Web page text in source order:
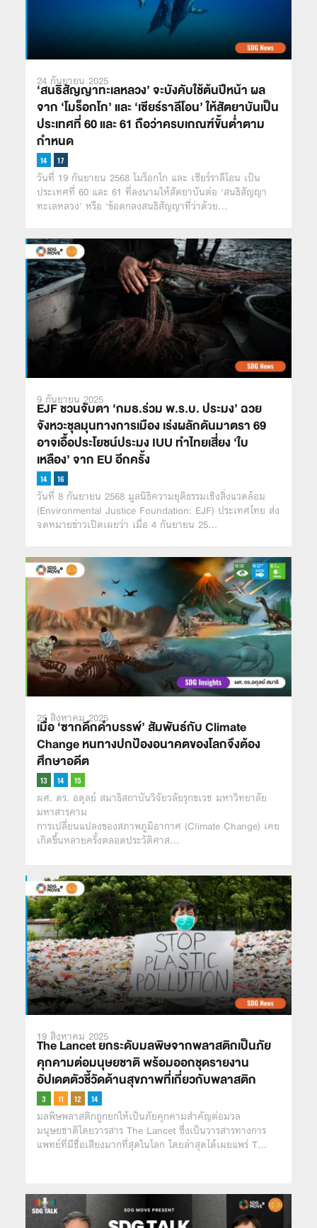
24 กันยายน 2025
‘สนธิสัญญาทะเลหลวง’ จะบังคับใช้ต้นปีหน้า ผล
จาก ‘โมร็อกโก’ และ ‘เซียร์ราลีโอน’ ให้สัตยาบันเป็น
ประเทศที่ 60 และ 61 ถือว่าครบเกณฑ์ขั้นต่ำตาม
กำหนด
วันที่ 19 กันยายน 2568 โมร็อกโก และ เซียร์ราลีโอน เป็น
ประเทศที่ 60 และ 61 ที่ลงนามให้สัตยาบันต่อ ‘สนธิสัญญา
ทะเลหลวง’ หรือ ‘ข้อตกลงสนธิสัญญาที่ว่าด้วย…
9 กันยายน 2025
EJF ชวนจับตา ‘กมธ.ร่วม พ.ร.บ. ประมง’ ฉวย
จังหวะชุลมุนทางการเมือง เร่งผลักดันมาตรา 69
อาจเอื้อประโยชน์ประมง IUU ทำไทยเสี่ยง ‘ใบ
เหลือง’ จาก EU อีกครั้ง
วันที่ 8 กันยายน 2568 มูลนิธิความยุติธรรมเชิงสิ่งแวดล้อม
(Environmental Justice Foundation: EJF) ประเทศไทย ส่ง
จดหมายข่าวเปิดเผยว่า เมื่อ 4 กันยายน 25…
25 สิงหาคม 2025
เมื่อ ‘ซากดึกดำบรรพ์’ สัมพันธ์กับ Climate
Change หนทางปกป้องอนาคตของโลกจึงต้อง
ศึกษาอดีต
ผศ. ดร. อดุลย์ สมาธิสถาบันวิจัยวลัยรุกขเวช มหาวิทยาลัย
มหาสารคาม
การเปลี่ยนแปลงของสภาพภูมิอากาศ (Climate Change) เคย
เกิดขึ้นหลายครั้งตลอดประวัติศาส…
19 สิงหาคม 2025
The Lancet ยกระดับมลพิษจากพลาสติกเป็นภัย
คุกคามต่อมนุษยชาติ พร้อมออกชุดรายงาน
อัปเดตตัวชี้วัดด้านสุขภาพที่เกี่ยวกับพลาสติก
มลพิษพลาสติกถูกยกให้เป็นภัยคุกคามสำคัญต่อมวล
มนุษยชาติโดยวารสาร The Lancet ซึ่งเป็นวารสารทางการ
แพทย์ที่มีชื่อเสียงมากที่สุดในโลก โดยล่าสุดได้เผยแพร่ T…